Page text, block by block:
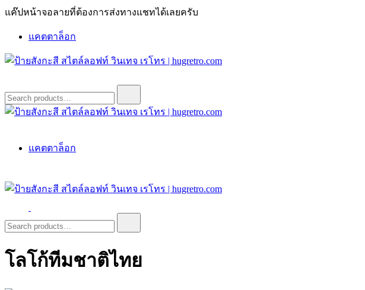
Skip
แค๊ปหน้าจอลายที่ต้องการส่งทางแชทได้เลยครับ
แคตตาล็อก
ป้ายสังกะสี สไตล์ลอฟท์ วินเทจ เรโทร | hugretro.com
ป้ายวินเทจ แต่งบ้าน ร้านกาแฟ ผับ โรงแรม ป้ายโค้ก เป็ปซี่เวสป้าฮาร์เล่ย์โฆษณาเก่าโบร
for:
แคตตาล็อก
ป้ายสังกะสี สไตล์ลอฟท์ วินเทจ เรโทร | hugretro.com
ป้ายวินเทจ แต่งบ้าน ร้านกาแฟ ผับ โรงแรม ป้ายโค้ก เป็ปซี่เวสป้าฮาร์เล่ย์โฆษณาเก่าโบร
for:
โลโก้ทีมชาติไทย